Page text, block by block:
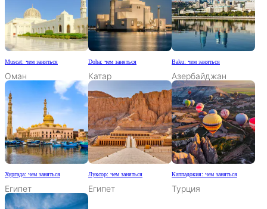
Muscat: чем заняться
Оман
Doha: чем заняться
Катар
Baku: чем заняться
Азербайджан
Хургада: чем заняться
Египет
Луксор: чем заняться
Египет
Каппадокия: чем заняться
Турция